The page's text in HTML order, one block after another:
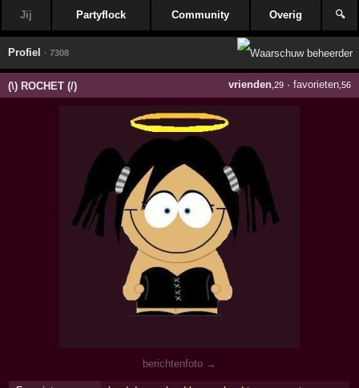
Jij Partyflock Community Overig 🔍
Profiel · 7308
(\) ROCHET (/) vrienden,29· favorieten,56
berichtenfoto →